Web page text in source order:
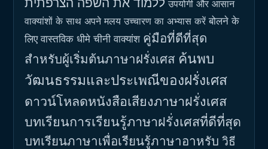
उपयोगी और आसान
वाक्यांशों के साथ अपने मलय उच्चारण का अभ्यास करें बोलने के
लिए वास्तविक धीमे चीनी वाक्यांश คู่มือที่ดีที่สุด
สำหรับผู้เริ่มต้นภาษาฝรั่งเศส ค้นพบ
วัฒนธรรมและประเพณีของฝรั่งเศส
ดาวน์โหลดหนังสือเสียงภาษาฝรั่งเศส
บทเรียนการเรียนรู้ภาษาฝรั่งเศสที่ดีที่สุด
บทเรียนภาษาเพื่อเรียนรู้ภาษาอาหรับ วิธี